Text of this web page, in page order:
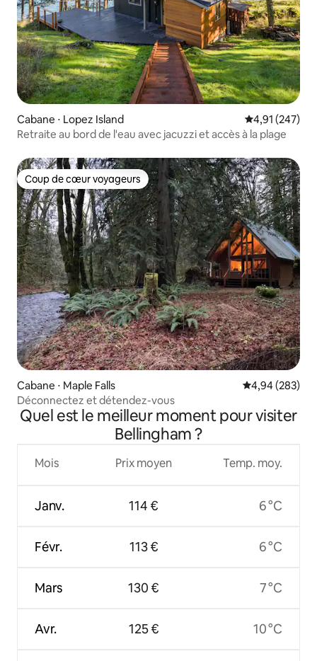
Cabane ⋅ Lopez Island Évaluation
4,91 (247)
Retraite au bord de l'eau avec jacuzzi et accès à la plage
Coup de cœur voyageurs
Coup de cœur voyageurs
Cabane ⋅ Maple Falls Évaluation
4,94 (283)
Déconnectez et détendez-vous
Quel est le meilleur moment pour visiter
Bellingham ?
Mois
Janv.
Févr.
Mars
Avr.
Prix moyen
114 €
113 €
130 €
125 €
Temp. moy.
6 °C
6 °C
7 °C
10 °C